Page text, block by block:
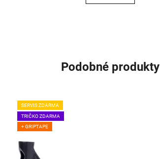
Podobné produkty
SERVIS ZDARMA
TRIČKO ZDARMA
+ GRIPTAPE